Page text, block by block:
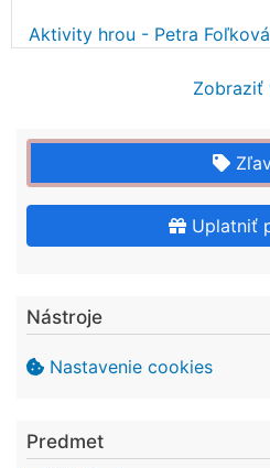
Aktivity hrou - Petra Foľková
Zobraziť
Uplatniť
Nástroje
Nastavenie cookies
Predmet